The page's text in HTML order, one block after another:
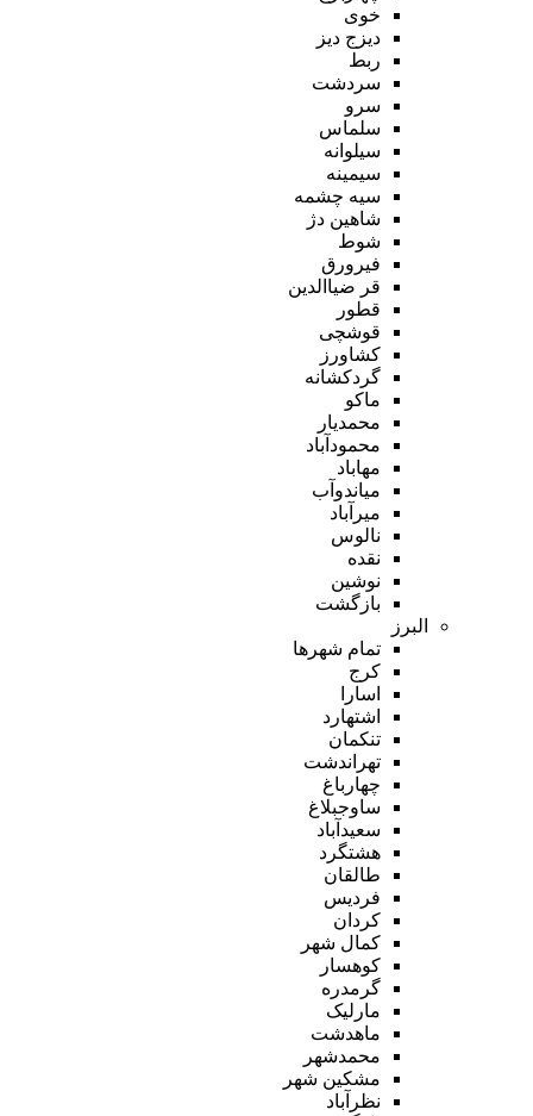
خوی
دیزج دیز
ربط
سردشت
سرو
سلماس
سیلوانه
سیمینه
سیه چشمه
شاهین دژ
شوط
فیرورق
قر ضیاالدین
قطور
قوشچی
کشاورز
گردکشانه
ماکو
محمدیار
محمودآباد
مهاباد
میاندوآب
میرآباد
نالوس
نقده
نوشین
بازگشت
البرز
تمام شهر‌ها
کرج
اسارا
اشتهارد
تنکمان
تهراندشت
چهارباغ
ساوجبلاغ
سعیدآباد
هشتگرد
طالقان
فردیس
کردان
کمال شهر
کوهسار
گرمدره
مارلیک
ماهدشت
محمدشهر
مشکین شهر
نظرآباد